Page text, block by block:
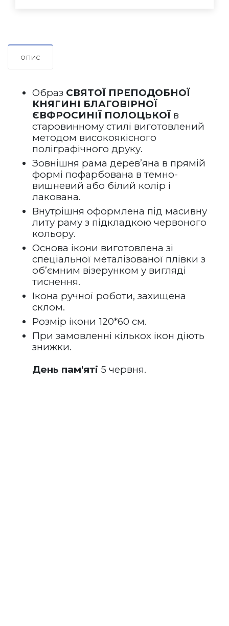
ОПИС
Образ
КНЯГИНІ БЛАГОВІРНОЇ
ЄВФРОСИНІЇ ПОЛОЦЬКОЇ в
старовинному стилі виготовлений
методом високоякісного
поліграфічного друку.
Зовнішня рама дерев’яна в прямій
формі пофарбована в темно-
вишневий або білий колір і
лакована.
Внутрішня оформлена під масивну
литу раму з підкладкою червоного
кольору.
Основа ікони виготовлена зі
спеціальної металізованої плівки з
об’ємним візерунком у вигляді
тиснення.
Ікона ручної роботи, захищена
склом.
Розмір ікони 120*60 см.
При замовленні кількох ікон діють
знижки.
День пам'яті 5 червня.